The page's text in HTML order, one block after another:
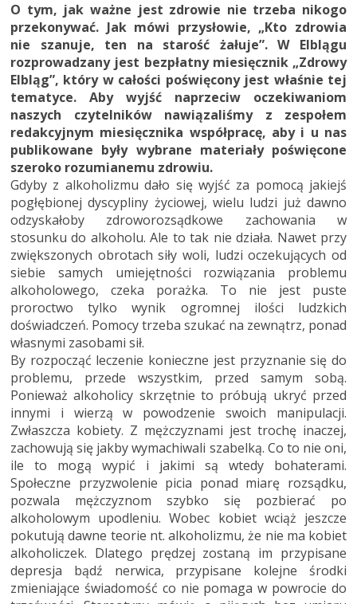
O tym, jak ważne jest zdrowie nie trzeba nikogo
przekonywać. Jak mówi przysłowie, „Kto zdrowia
nie szanuje, ten na starość żałuje”. W Elblągu
rozprowadzany jest bezpłatny miesięcznik „Zdrowy
Elbląg”, który w całości poświęcony jest właśnie tej
tematyce. Aby wyjść naprzeciw oczekiwaniom
naszych czytelników nawiązaliśmy z zespołem
redakcyjnym miesięcznika współpracę, aby i u nas
publikowane były wybrane materiały poświęcone
szeroko rozumianemu zdrowiu.
Gdyby z alkoholizmu dało się wyjść za pomocą jakiejś
pogłębionej dyscypliny życiowej, wielu ludzi już dawno
odzyskałoby zdroworozsądkowe zachowania w
stosunku do alkoholu. Ale to tak nie działa. Nawet przy
zwiększonych obrotach siły woli, ludzi oczekujących od
siebie samych umiejętności rozwiązania problemu
alkoholowego, czeka porażka. To nie jest puste
proroctwo tylko wynik ogromnej ilości ludzkich
doświadczeń. Pomocy trzeba szukać na zewnątrz, ponad
własnymi zasobami sił.
By rozpocząć leczenie konieczne jest przyznanie się do
problemu, przede wszystkim, przed samym sobą.
Ponieważ alkoholicy skrzętnie to próbują ukryć przed
innymi i wierzą w powodzenie swoich manipulacji.
Zwłaszcza kobiety. Z mężczyznami jest trochę inaczej,
zachowują się jakby wymachiwali szabelką. Co to nie oni,
ile to mogą wypić i jakimi są wtedy bohaterami.
Społeczne przyzwolenie picia ponad miarę rozsądku,
pozwala mężczyznom szybko się pozbierać po
alkoholowym upodleniu. Wobec kobiet wciąż jeszcze
pokutują dawne teorie nt. alkoholizmu, że nie ma kobiet
alkoholiczek. Dlatego prędzej zostaną im przypisane
depresja bądź nerwica, przypisane kolejne środki
zmieniające świadomość co nie pomaga w powrocie do